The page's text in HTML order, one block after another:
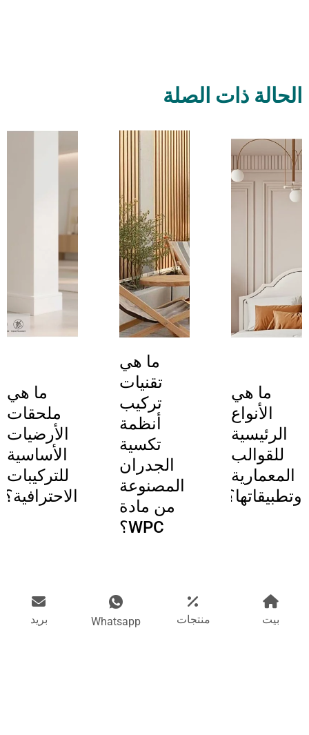
الحالة ذات الصلة
ما هي
الأنواع
الرئيسية
للقوالب
المعمارية
وتطبيقاتها؟
ما هي
تقنيات
تركيب
أنظمة
تكسية
الجدران
المصنوعة
من مادة
WPC؟
ما هي
ملحقات
الأرضيات
الأساسية
للتركيبات
الاحترافية؟
بيت منتجات Whatsapp بريد